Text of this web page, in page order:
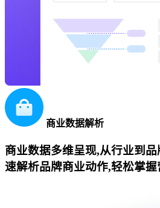
商业数据解析
商业数据多维呈现,从行业到
速解析品牌商业动作,轻松掌握